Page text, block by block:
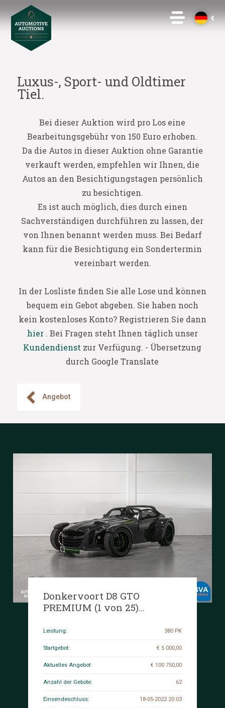
Luxus-, Sport- und Oldtimer
Tiel.
Bei dieser Auktion wird pro Los eine
Bearbeitungsgebühr von 150 Euro erhoben.
Da die Autos in dieser Auktion ohne Garantie
verkauft werden, empfehlen wir Ihnen, die
Autos an den Besichtigungstagen persönlich
zu besichtigen.
Es ist auch möglich, dies durch einen
Sachverständigen durchführen zu lassen, der
von Ihnen benannt werden muss. Bei Bedarf
kann für die Besichtigung ein Sondertermin
vereinbart werden.
In der Losliste finden Sie alle Lose und können
bequem ein Gebot abgeben. Sie haben noch
kein kostenloses Konto? Registrieren Sie dann
hier. Bei Fragen steht Ihnen täglich unser
Kundendienst zur Verfügung. - Übersetzung
durch Google Translate
Angebot
Donkervoort D8 GTO
PREMIUM (1 von 25)
Performance 2014, TL-648-T.
Leistung: 380 PK
Startgebot: € 5 000,00
Aktuelles Angebot: € 100 750,00
Anzahl der Gebote: 62
Einsendeschluss: 18-05-2022 20:03